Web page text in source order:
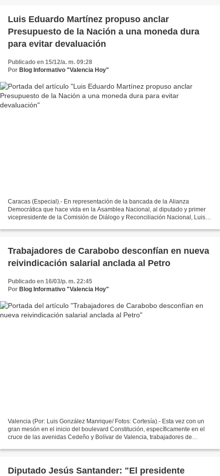
Luis Eduardo Martínez propuso anclar
Presupuesto de la Nación a una moneda dura
para evitar devaluación
Publicado en 15/12/a. m. 09:28
Por Blog Informativo "Valencia Hoy"
Caracas (Especial).- En representación de la bancada de la Alianza
Democrática que hace vida en la Asamblea Nacional, al diputado y primer
vicepresidente de la Comisión de Diálogo y Reconciliación Nacional, Luis
Trabajadores de Carabobo desconfían en nueva
reivindicación salarial anclada al Petro
Publicado en 16/03/p. m. 22:45
Por Blog Informativo "Valencia Hoy"
Valencia (Por: Luis González Manrique/ Fotos: Cortesía).- Esta vez con un
gran mesón en el inicio del boulevard Constitución, específicamente en el
cruce de las avenidas Cedeño y Bolívar de Valencia, trabajadores de
Diputado Jesús Santander: "El presidente